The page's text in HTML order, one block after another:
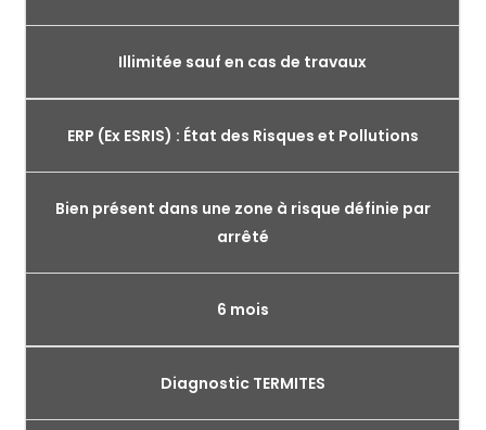
Illimitée sauf en cas de travaux
ERP (Ex ESRIS) : État des Risques et Pollutions
Bien présent dans une zone à risque définie par
arrêté
6 mois
Diagnostic TERMITES